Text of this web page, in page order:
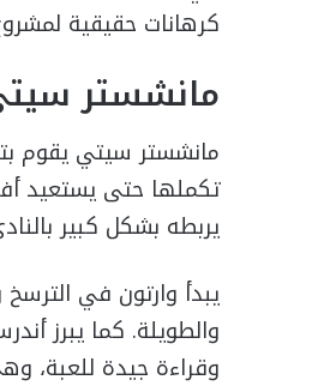
كرهانات حقيقية
مانشستر
مانشستر سيتي يقوم
تكملها حتى يستعيد
يربطه بشكل كبير
يبدأ وارتون في
والطويلة. كما يبرز
وقراءة جيدة للعبة،